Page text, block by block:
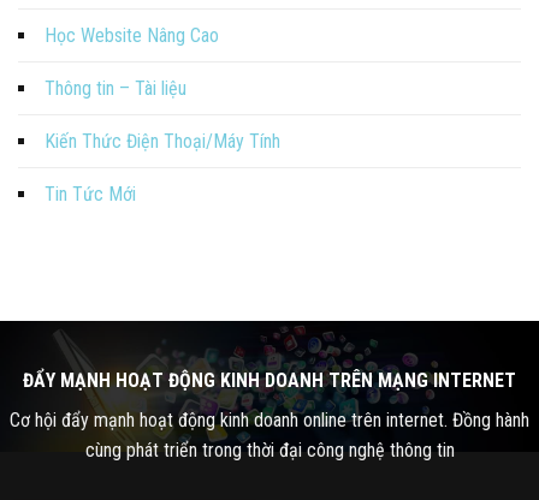
Học Website Nâng Cao
Thông tin – Tài liệu
Kiến Thức Điện Thoại/Máy Tính
Tin Tức Mới
ĐẨY MẠNH HOẠT ĐỘNG KINH DOANH TRÊN MẠNG INTERNET
Cơ hội đẩy mạnh hoạt động kinh doanh online trên internet. Đồng hành
cùng phát triển trong thời đại công nghệ thông tin